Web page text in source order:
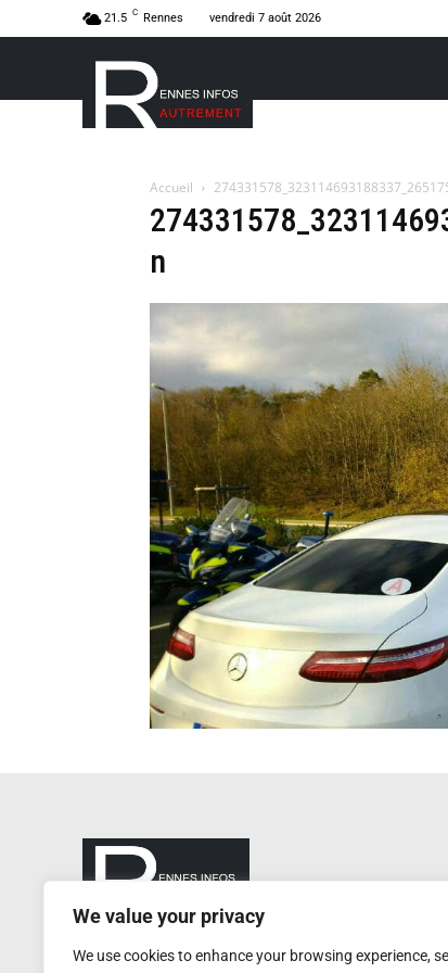
We value your privacy
We use cookies to enhance your browsing experience,
21.5 C Rennes vendredi 7 août 2026
Accueil
n
rennesinfosautrement@gmail.com
RCS de Rennes : 752 406 884